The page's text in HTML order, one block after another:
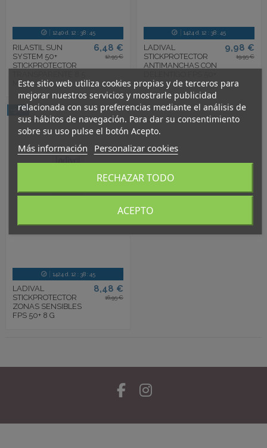
1240d. 12 : 38: 44
RILASTIL SUN
SYSTEM 50+
STICKPROTECTOR
ML
6,48 €
12,95 €
1424 d. 12 : 38:44
LADIVAL
STICKPROTECTOR
ANTIMANCHAS CON
4G
9,98 €
19,95 €
-50%
1424 d. 12 : 38: 44
LADIVAL
STICKPROTECTOR
ZONAS SENSIBLES
FPS 50+ 8 G
8,48 €
16,95 €
Este sitio web utiliza cookies propias y de terceros para
mejorar nuestros servicios y mostrarle publicidad
relacionada con sus preferencias mediante el análisis de
sus hábitos de navegación. Para dar su consentimiento
sobre su uso pulse el botón Acepto.
Más información Personalizar cookies
RECHAZAR TODO
ACEPTO